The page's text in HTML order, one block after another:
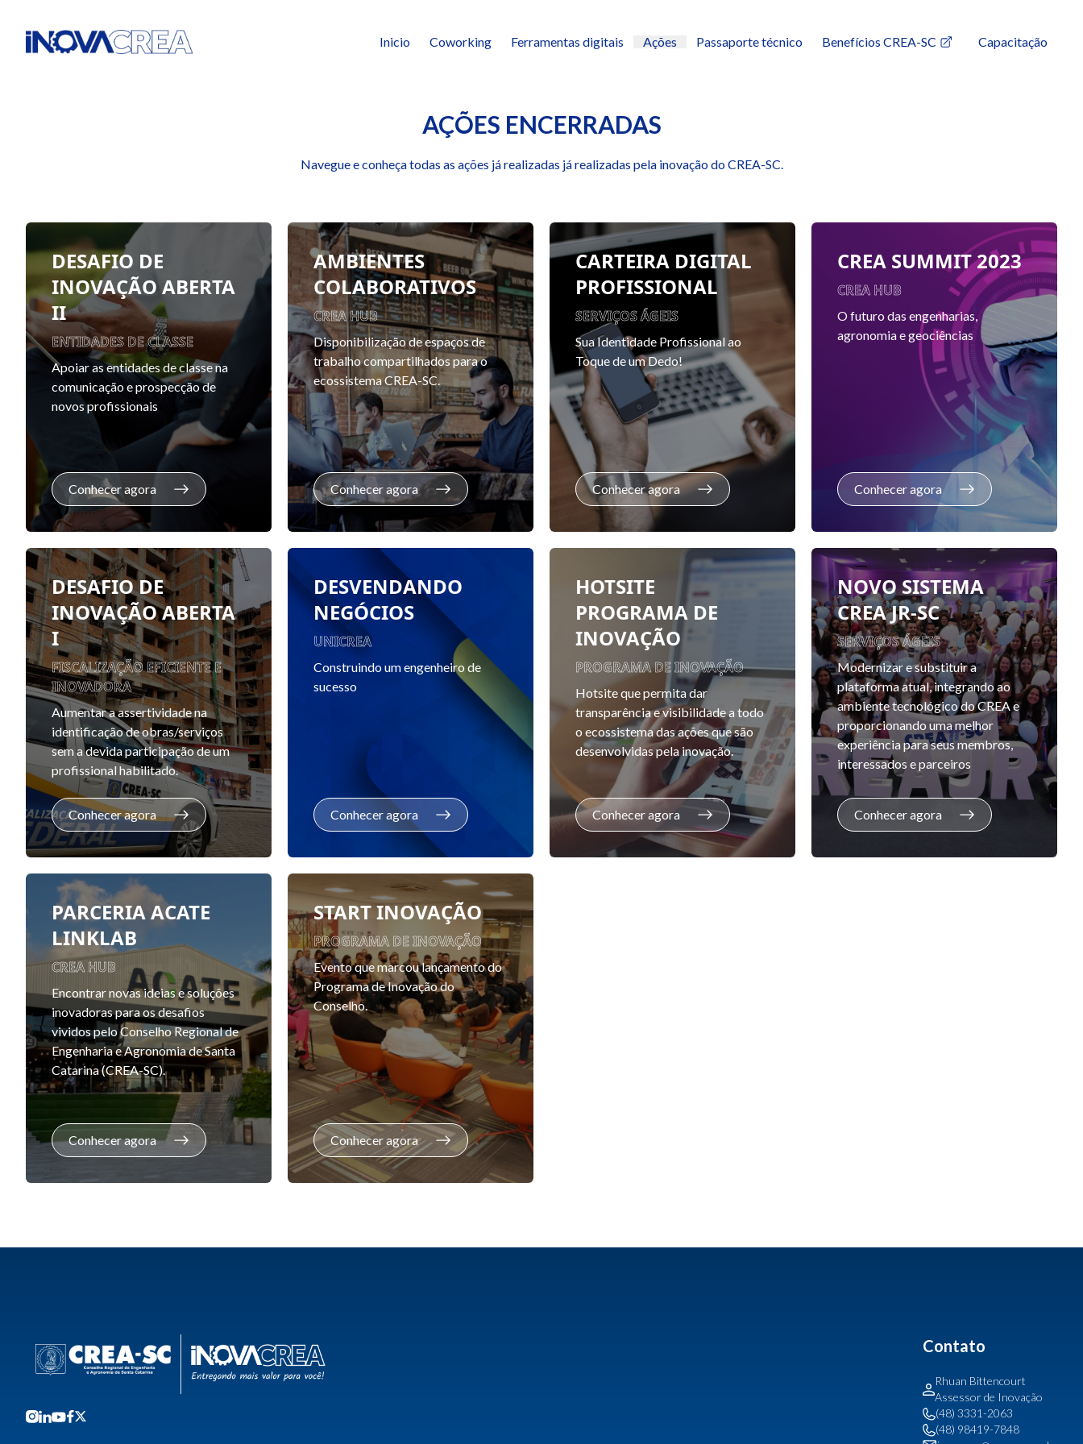
Inicio Coworking Ferramentas digitais Ações Passaporte técnico Benefícios CREA-SC Capacitação
AÇÕES ENCERRADAS
Navegue e conheça todas as ações já realizadas já realizadas pela inovação do CREA-SC.
DESAFIO DE
INOVAÇÃO ABERTA
II
ENTIDADES DE CLASSE
Apoiar as entidades de classe na
comunicação e prospecção de
novos profissionais
Conhecer agora
AMBIENTES
COLABORATIVOS
CREA HUB
Disponibilização de espaços de
trabalho compartilhados para o
ecossistema CREA-SC.
Conhecer agora
CARTEIRA DIGITAL
PROFISSIONAL
SERVIÇOS ÁGEIS
Sua Identidade Profissional ao
Toque de um Dedo!
Conhecer agora
CREA SUMMIT 2023
CREA HUB
O futuro das engenharias,
agronomia e geociências
Conhecer agora
DESAFIO DE
INOVAÇÃO ABERTA
I
FISCALIZAÇÃO EFICIENTE E
INOVADORA
Aumentar a assertividade na
identificação de obras/serviços
sem a devida participação de um
profissional habilitado.
Conhecer agora
DESVENDANDO
NEGÓCIOS
UNICREA
Construindo um engenheiro de
sucesso
Conhecer agora
HOTSITE
PROGRAMA DE
INOVAÇÃO
PROGRAMA DE INOVAÇÃO
Hotsite que permita dar
transparência e visibilidade a todo
o ecossistema das ações que são
desenvolvidas pela inovação.
Conhecer agora
NOVO SISTEMA
CREA JR-SC
SERVIÇOS ÁGEIS
Modernizar e substituir a
plataforma atual, integrando ao
ambiente tecnológico do CREA e
proporcionando uma melhor
experiência para seus membros,
interessados e parceiros
Conhecer agora
PARCERIA ACATE
LINKLAB
CREA HUB
Encontrar novas ideias e soluções
inovadoras para os desafios
vividos pelo Conselho Regional de
Engenharia e Agronomia de Santa
Catarina (CREA-SC).
Conhecer agora
START INOVAÇÃO
PROGRAMA DE INOVAÇÃO
Evento que marcou lançamento do
Programa de Inovação do
Conselho.
Conhecer agora
Contato
Rhuan Bittencourt
Assessor de Inovação
(48) 3331-2063
(48) 98419-7848